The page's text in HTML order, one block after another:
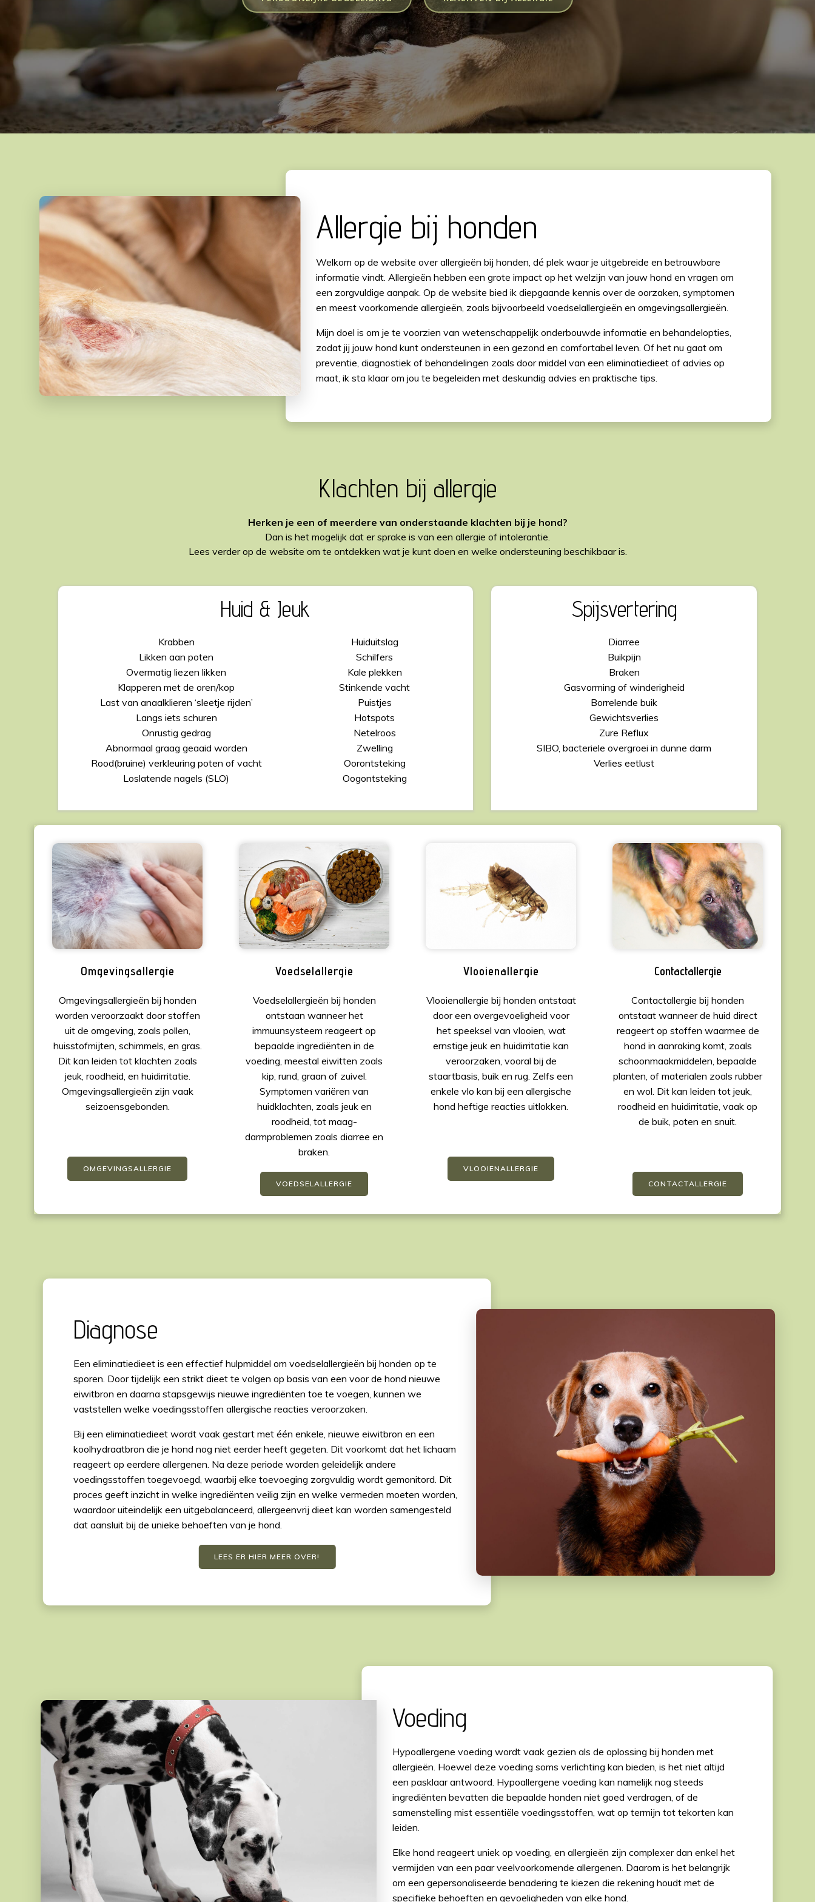
Allergie bij honden
Welkom op de website over allergieën bij honden, dé plek waar je uitgebreide en betrouwbare
informatie vindt. Allergieën hebben een grote impact op het welzijn van jouw hond en vragen om
een zorgvuldige aanpak. Op de website bied ik diepgaande kennis over de oorzaken, symptomen
en meest voorkomende allergieën, zoals bijvoorbeeld voedselallergieën en omgevingsallergieën.
Mijn doel is om je te voorzien van wetenschappelijk onderbouwde informatie en behandelopties,
zodat jij jouw hond kunt ondersteunen in een gezond en comfortabel leven. Of het nu gaat om
preventie, diagnostiek of behandelingen zoals door middel van een eliminatiedieet of advies op
maat, ik sta klaar om jou te begeleiden met deskundig advies en praktische tips.
Klachten bij allergie
Herken je een of meerdere van onderstaande klachten bij je hond?
Dan is het mogelijk dat er sprake is van een allergie of intolerantie.
Lees verder op de website om te ontdekken wat je kunt doen en welke ondersteuning beschikbaar is.
Huid & Jeuk
Krabben
Likken aan poten
Overmatig liezen likken
Klapperen met de oren/kop
Last van anaalklieren ‘sleetje rijden’
Langs iets schuren
Onrustig gedrag
Abnormaal graag geaaid worden
Rood(bruine) verkleuring poten of vacht
Loslatende nagels (SLO)
Huiduitslag
Schilfers
Kale plekken
Stinkende vacht
Puistjes
Hotspots
Netelroos
Zwelling
Oorontsteking
Oogontsteking
Spijsvertering
Diarree
Buikpijn
Braken
Gasvorming of winderigheid
Borrelende buik
Gewichtsverlies
Zure Reflux
SIBO, bacteriele overgroei in dunne darm
Verlies eetlust
Omgevingsallergie
Omgevingsallergieën bij honden
worden veroorzaakt door stoffen
uit de omgeving, zoals pollen,
huisstofmijten, schimmels, en gras.
Dit kan leiden tot klachten zoals
jeuk, roodheid, en huidirritatie.
Omgevingsallergieën zijn vaak
seizoensgebonden.
OMGEVINGSALLERGIE
Voedselallergie
Voedselallergieën bij honden
ontstaan wanneer het
immuunsysteem reageert op
bepaalde ingrediënten in de
voeding, meestal eiwitten zoals
kip, rund, graan of zuivel.
Symptomen variëren van
huidklachten, zoals jeuk en
roodheid, tot maag-
darmproblemen zoals diarree en
braken.
VOEDSELALLERGIE
Vlooienallergie
Vlooienallergie bij honden ontstaat
door een overgevoeligheid voor
het speeksel van vlooien, wat
ernstige jeuk en huidirritatie kan
veroorzaken, vooral bij de
staartbasis, buik en rug. Zelfs een
enkele vlo kan bij een allergische
hond heftige reacties uitlokken.
VLOOIENALLERGIE
Contactallergie
Contactallergie bij honden
ontstaat wanneer de huid direct
reageert op stoffen waarmee de
hond in aanraking komt, zoals
schoonmaakmiddelen, bepaalde
planten, of materialen zoals rubber
en wol. Dit kan leiden tot jeuk,
roodheid en huidirritatie, vaak op
de buik, poten en snuit.
CONTACTALLERGIE
Diagnose
Een eliminatiedieet is een effectief hulpmiddel om voedselallergieën bij honden op te
sporen. Door tijdelijk een strikt dieet te volgen op basis van een voor de hond nieuwe
eiwitbron en daarna stapsgewijs nieuwe ingrediënten toe te voegen, kunnen we
vaststellen welke voedingsstoffen allergische reacties veroorzaken.
Bij een eliminatiedieet wordt vaak gestart met één enkele, nieuwe eiwitbron en een
koolhydraatbron die je hond nog niet eerder heeft gegeten. Dit voorkomt dat het lichaam
reageert op eerdere allergenen. Na deze periode worden geleidelijk andere
voedingsstoffen toegevoegd, waarbij elke toevoeging zorgvuldig wordt gemonitord. Dit
proces geeft inzicht in welke ingrediënten veilig zijn en welke vermeden moeten worden,
waardoor uiteindelijk een uitgebalanceerd, allergeenvrij dieet kan worden samengesteld
dat aansluit bij de unieke behoeften van je hond.
LEES ER HIER MEER OVER!
Voeding
Hypoallergene voeding wordt vaak gezien als de oplossing bij honden met
allergieën. Hoewel deze voeding soms verlichting kan bieden, is het niet altijd
een pasklaar antwoord. Hypoallergene voeding kan namelijk nog steeds
ingrediënten bevatten die bepaalde honden niet goed verdragen, of de
samenstelling mist essentiële voedingsstoffen, wat op termijn tot tekorten kan
leiden.
Elke hond reageert uniek op voeding, en allergieën zijn complexer dan enkel het
vermijden van een paar veelvoorkomende allergenen. Daarom is het belangrijk
om een gepersonaliseerde benadering te kiezen die rekening houdt met de
specifieke behoeften en gevoeligheden van elke hond.